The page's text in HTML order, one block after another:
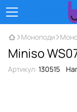
Моноподи
Miniso
Артикул: 130515